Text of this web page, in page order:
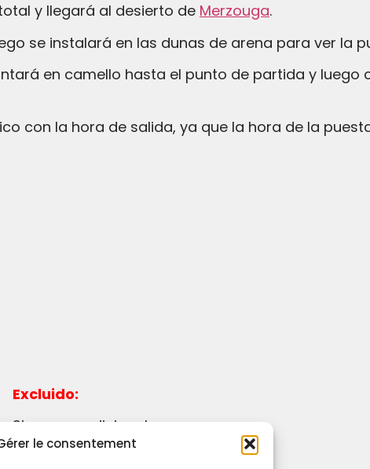
le consentement
y llegará al desierto de Merzouga.
se instalará en las dunas de arena para ver la
Excluido:
Sin cargo adicional.